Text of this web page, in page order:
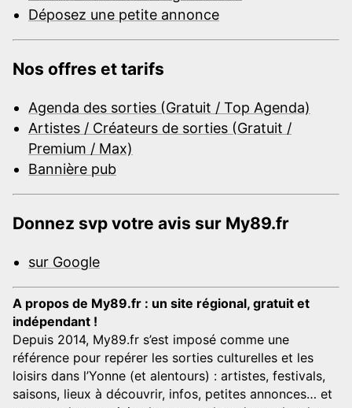
Déposez une petite annonce
Nos offres et tarifs
Agenda des sorties (Gratuit / Top Agenda)
Artistes / Créateurs de sorties (Gratuit /
Premium / Max)
Bannière pub
Donnez svp votre avis sur My89.fr
sur Google
A propos de My89.fr : un site régional, gratuit et
indépendant !
Depuis 2014, My89.fr s’est imposé comme une
référence pour repérer les sorties culturelles et les
loisirs dans l’Yonne (et alentours) : artistes, festivals,
saisons, lieux à découvrir, infos, petites annonces… et